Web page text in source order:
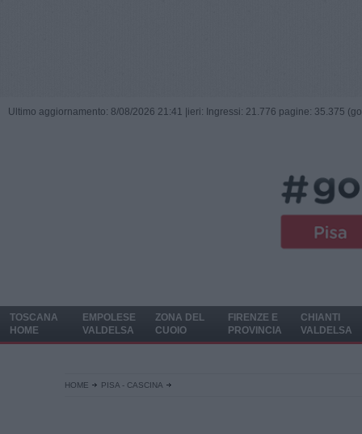
Ultimo aggiornamento: 8/08/2026 21:41 | ieri: Ingressi: 21.776 pagine: 35.375
TOSCANA
HOME
EMPOLESE
VALDELSA
ZONA DEL
CUOIO
FIRENZE E
PROVINCIA
CHIANTI
VALDELSA
HOME PISA - CASCINA